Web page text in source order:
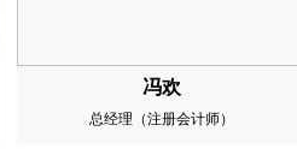
冯欢
总经理（注册会计师）